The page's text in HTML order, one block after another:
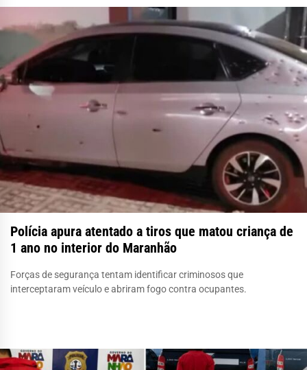
Polícia apura atentado a tiros que matou criança de
1 ano no interior do Maranhão
Forças de segurança tentam identificar criminosos que
interceptaram veículo e abriram fogo contra ocupantes.